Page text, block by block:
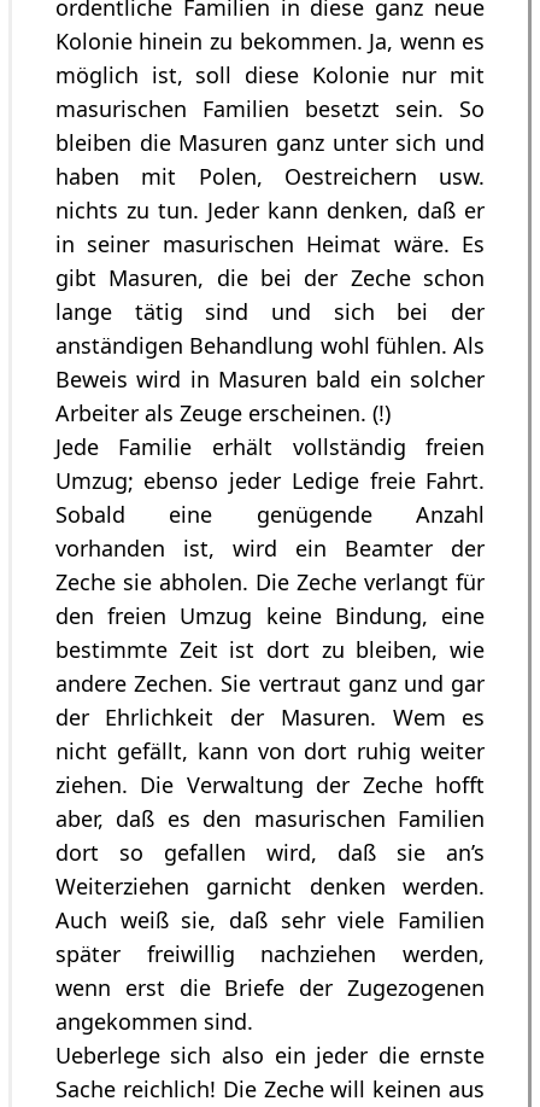
ordentliche Familien in diese ganz neue
Kolonie hinein zu bekommen. Ja, wenn es
möglich ist, soll diese Kolonie nur mit
masurischen Familien besetzt sein. So
bleiben die Masuren ganz unter sich und
haben mit Polen, Oestreichern usw.
nichts zu tun. Jeder kann denken, daß er
in seiner masurischen Heimat wäre. Es
gibt Masuren, die bei der Zeche schon
lange tätig sind und sich bei der
anständigen Behandlung wohl fühlen. Als
Beweis wird in Masuren bald ein solcher
Arbeiter als Zeuge erscheinen. (!)
Jede Familie erhält vollständig freien
Umzug; ebenso jeder Ledige freie Fahrt.
Sobald eine genügende Anzahl
vorhanden ist, wird ein Beamter der
Zeche sie abholen. Die Zeche verlangt für
den freien Umzug keine Bindung, eine
bestimmte Zeit ist dort zu bleiben, wie
andere Zechen. Sie vertraut ganz und gar
der Ehrlichkeit der Masuren. Wem es
nicht gefällt, kann von dort ruhig weiter
ziehen. Die Verwaltung der Zeche hofft
aber, daß es den masurischen Familien
dort so gefallen wird, daß sie an’s
Weiterziehen garnicht denken werden.
Auch weiß sie, daß sehr viele Familien
später freiwillig nachziehen werden,
wenn erst die Briefe der Zugezogenen
angekommen sind.
Ueberlege sich also ein jeder die ernste
Sache reichlich! Die Zeche will keinen aus